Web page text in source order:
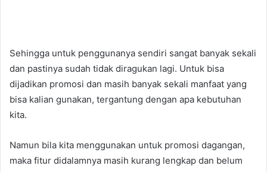
Sehingga untuk penggunanya sendiri sangat banyak sekali
dan pastinya sudah tidak diragukan lagi. Untuk bisa
dijadikan promosi dan masih banyak sekali manfaat yang
bisa kalian gunakan, tergantung dengan apa kebutuhan
kita.
Namun bila kita menggunakan untuk promosi dagangan,
maka fitur didalamnya masih kurang lengkap dan belum